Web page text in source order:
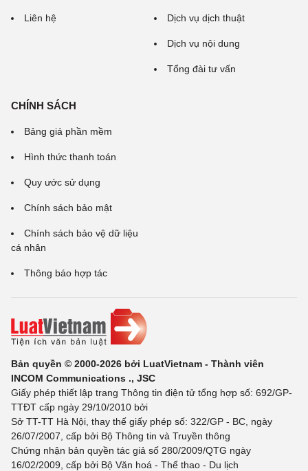
Liên hệ Dịch vụ dịch thuật
Dịch vụ nội dung
Tổng đài tư vấn
CHÍNH SÁCH
Bảng giá phần mềm
Hình thức thanh toán
Quy ước sử dụng
Chính sách bảo mật
Chính sách bảo vệ dữ liệu
cá nhân
Thông báo hợp tác
Bản quyền © 2000-2026 bởi LuatVietnam - Thành viên
INCOM Communications ., JSC
Giấy phép thiết lập trang Thông tin điện tử tổng hợp số: 692/GP-
TTĐT cấp ngày 29/10/2010 bởi
Sở TT-TT Hà Nội, thay thế giấy phép số: 322/GP - BC, ngày
26/07/2007, cấp bởi Bộ Thông tin và Truyền thông
Chứng nhận bản quyền tác giả số 280/2009/QTG ngày
16/02/2009, cấp bởi Bộ Văn hoá - Thể thao - Du lịch